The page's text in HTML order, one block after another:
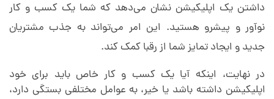
داشتن یک اپلیکیشن نشان می‌دهد که شما یک کسب و کار
نوآور و پیشرو هستید. این امر می‌تواند به جذب مشتریان
جدید و ایجاد تمایز شما از رقبا کمک کند.
در نهایت، اینکه آیا یک کسب و کار خاص باید برای خود
اپلیکیشن داشته باشد یا خیر، به عوامل مختلفی بستگی دارد،